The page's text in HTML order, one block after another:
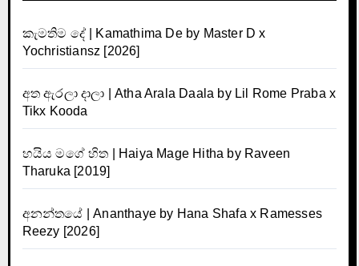
කැමතිම දේ | Kamathima De by Master D x
Yochristiansz [2026]
අත ඇරලා දාලා | Atha Arala Daala by Lil Rome Praba x
Tikx Kooda
හයිය මගේ හිත | Haiya Mage Hitha by Raveen
Tharuka [2019]
අනන්තයේ | Ananthaye by Hana Shafa x Ramesses
Reezy [2026]